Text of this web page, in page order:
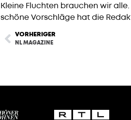
Kleine Fluchten brauchen wir
schöne Vorschläge hat die
VORHERIGER
NL MAGAZINE